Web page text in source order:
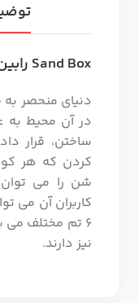
Sand Box رابین تک:
دنیای منحصر به
در آن محیط
ساختن، قرار
کردن که هر
شن را می
کاربران آن می
6 تم مختلف
نیز دارند.